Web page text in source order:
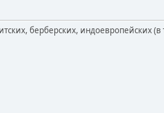
берберских, индоевропейских (в